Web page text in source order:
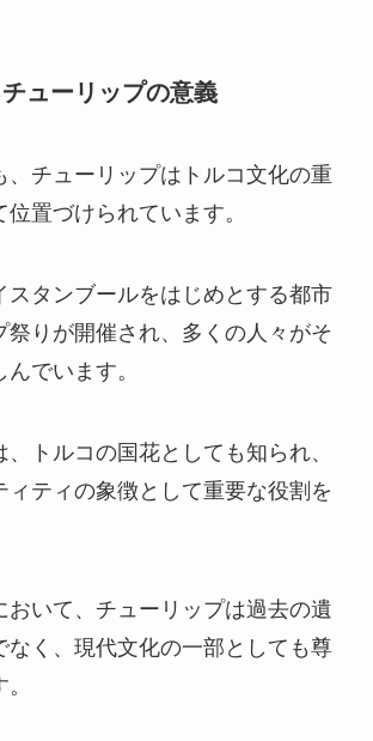
ューリップの意義
、チューリップはトルコ文化の重
置づけられています。
スタンブールをはじめとする都市
祭りが開催され、多くの人々がそ
でいます。
トルコの国花としても知られ、
ィティの象徴として重要な役割を
おいて、チューリップは過去の遺
なく、現代文化の一部としても尊